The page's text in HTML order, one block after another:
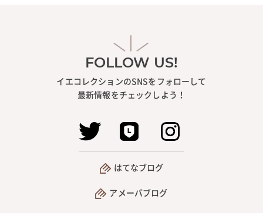
FOLLOW US!
イエコレクションのSNSをフォローして
最新情報をチェックしよう！
はてなブログ
アメーバブログ